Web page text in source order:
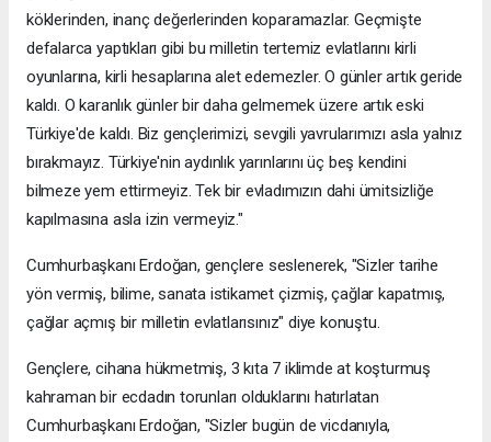
köklerinden, inanç değerlerinden koparamazlar. Geçmişte
defalarca yaptıkları gibi bu milletin tertemiz evlatlarını kirli
oyunlarına, kirli hesaplarına alet edemezler. O günler artık geride
kaldı. O karanlık günler bir daha gelmemek üzere artık eski
Türkiye'de kaldı. Biz gençlerimizi, sevgili yavrularımızı asla yalnız
bırakmayız. Türkiye'nin aydınlık yarınlarını üç beş kendini
bilmeze yem ettirmeyiz. Tek bir evladımızın dahi ümitsizliğe
kapılmasına asla izin vermeyiz."
Cumhurbaşkanı Erdoğan, gençlere seslenerek, "Sizler tarihe
yön vermiş, bilime, sanata istikamet çizmiş, çağlar kapatmış,
çağlar açmış bir milletin evlatlarısınız" diye konuştu.
Gençlere, cihana hükmetmiş, 3 kıta 7 iklimde at koşturmuş
kahraman bir ecdadın torunları olduklarını hatırlatan
Cumhurbaşkanı Erdoğan, "Sizler bugün de vicdanıyla,